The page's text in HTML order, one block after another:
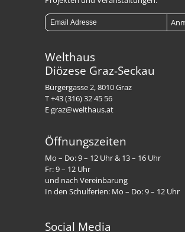
Welthaus
Diözese Graz-Seckau
Bürgergasse 2, 8010 Graz
T +43 (316) 32 45 56
E graz@welthaus.at
Öffnungszeiten
Mo – Do: 9 – 12 Uhr & 13 – 16 Uhr
Fr: 9 – 12 Uhr
und nach Vereinbarung
In den Schulferien: Mo – Do: 9 – 12 Uhr
Social Media